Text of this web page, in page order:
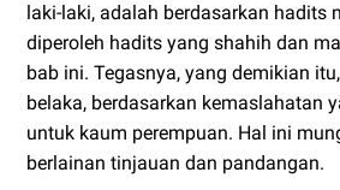
laki-laki, adalah berdasarkan hadits
diperoleh hadits yang shahih dan
bab ini. Tegasnya, yang demikian
belaka, berdasarkan kemaslahatan
untuk kaum perempuan. Hal ini
berlainan tinjauan dan pandangan.